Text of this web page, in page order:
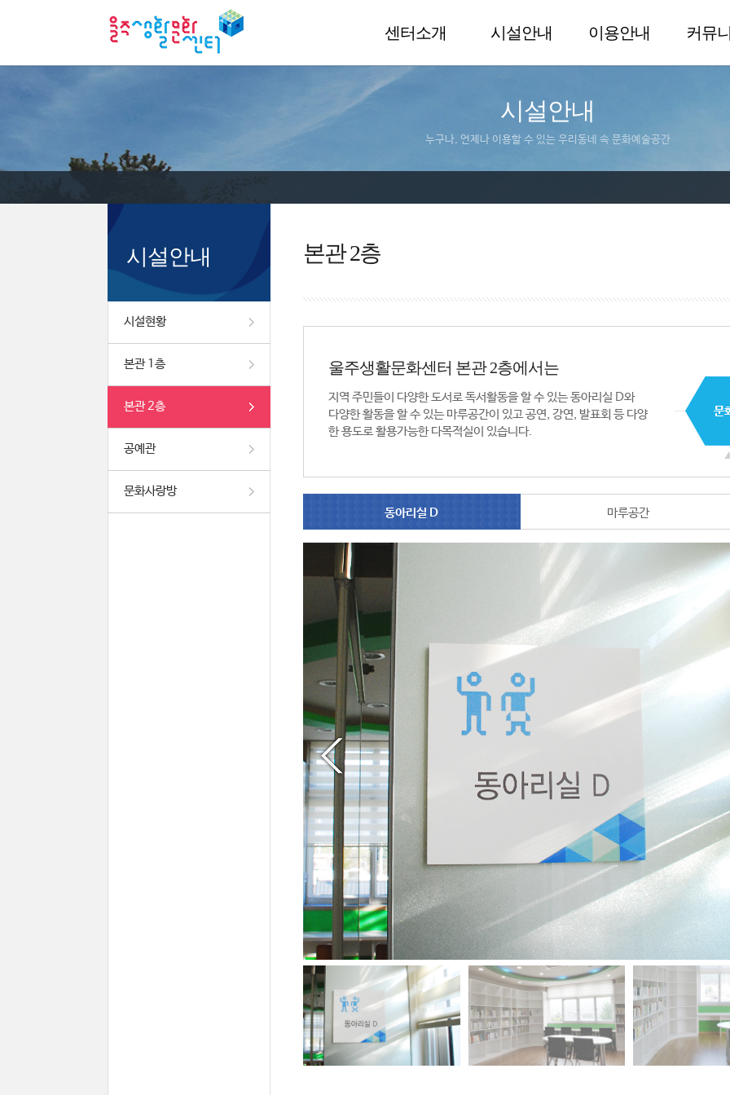
센터소개 시설안내 이용안내 커뮤
시설안내
누구나, 언제나 이용할 수 있는 우리동네 속 문화예술공간
시설안내
시설현황
본관 1층
본관 2층
공예관
문화사랑방
본관 2층
울주생활문화센터 본관 2층에서는
지역 주민들이 다양한 도서로 독서활동을 할 수 있는 동아리실 D와
다양한 활동을 할 수 있는 마루공간이 있고 공연, 강연, 발표회 등 다양
한 용도로 활용가능한 다목적실이 있습니다.
동아리실 D 마루공간